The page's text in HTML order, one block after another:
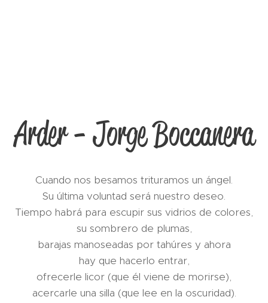
Arder - Jorge Boccanera
Cuando nos besamos trituramos un ángel.
Su última voluntad será nuestro deseo.
Tiempo habrá para escupir sus vidrios de colores,
su sombrero de plumas,
barajas manoseadas por tahúres y ahora
hay que hacerlo entrar,
ofrecerle licor (que él viene de morirse),
acercarle una silla (que lee en la oscuridad).